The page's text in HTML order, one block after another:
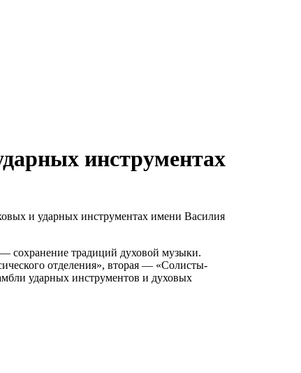
инструментах
и ударных инструментах имени Василия
сохранение традиций духовой музыки.
отделения», вторая — «Солисты-
ударных инструментов и духовых